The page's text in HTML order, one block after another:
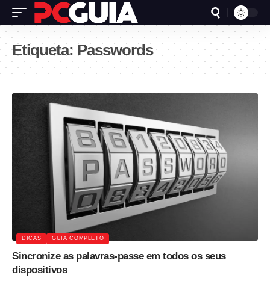
Etiqueta: Passwords
DICAS GUIA COMPLETO
Sincronize as palavras-passe em todos os seus
dispositivos